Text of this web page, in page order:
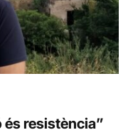
és resistència”